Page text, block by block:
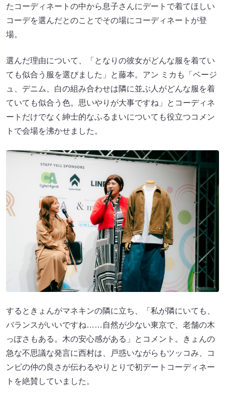
たコーディネートの中から息子さんにデートで着てほしい
コーデを選んだとのことでその場にコーディネートが登
場。
選んだ理由について、「となりの彼女がどんな服を着てい
ても似合う服を選びました」と藤本。アン ミカも「ベージ
ュ、デニム、白の組み合わせは隣に並ぶ人がどんな服を着
ていても似合う色。思いやりが大事ですね」とコーディネ
ートだけでなく紳士的なふるまいについても役立つコメン
トで会場を沸かせました。
するときょんがマネキンの隣に立ち、「私が隣にいても、
バランスがいいですね……自然が少ない東京で、老舗の木
っぽさもある。木の安心感がある」とコメント。きょんの
急な不思議な発言に西村は、戸惑いながらもツッコみ、コ
ンビの仲の良さが伝わるやりとりで初デートコーディネー
トを絶賛していました。